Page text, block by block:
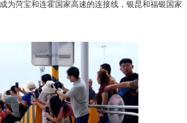
为菏宝和连霍国家高速的连接线，银昆和福银国家